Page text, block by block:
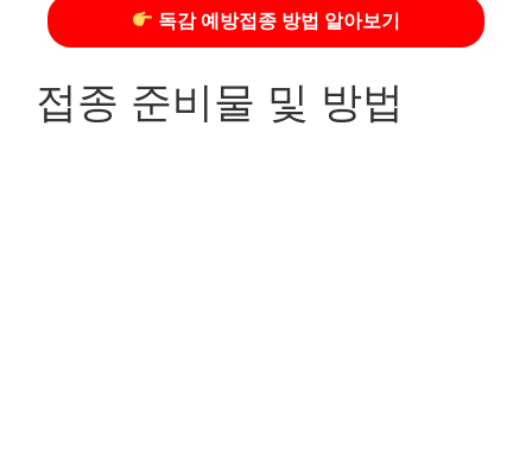
독감 예방접종 방법 알아보기
접종 준비물 및 방법